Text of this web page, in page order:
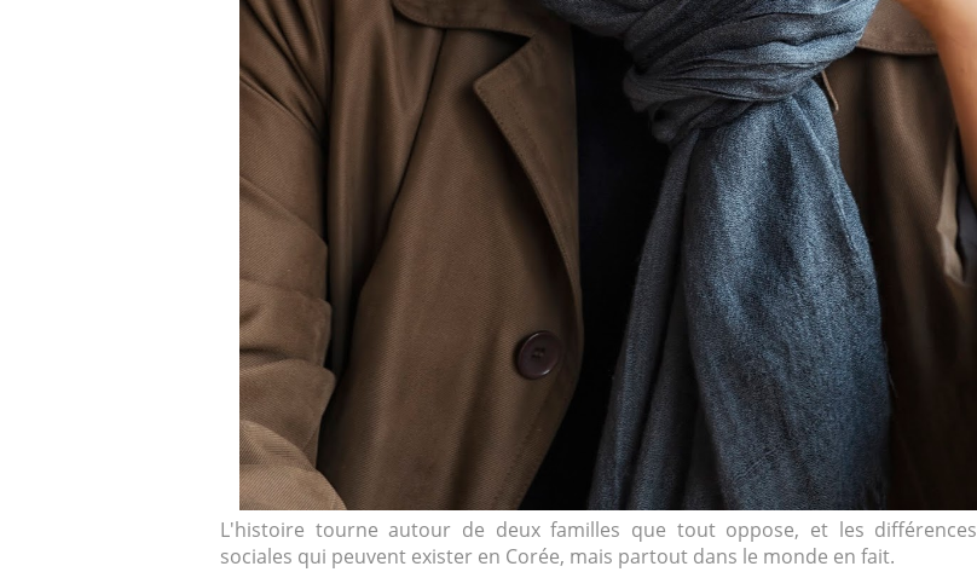
L'histoire tourne autour de deux familles que tout oppose, et les différences
sociales qui peuvent exister en Corée, mais partout dans le monde en fait.